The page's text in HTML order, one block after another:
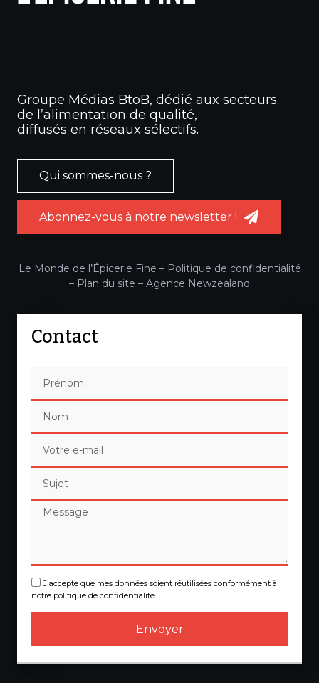
Groupe Médias BtoB, dédié aux secteurs
de l’alimentation de qualité,
diffusés en réseaux sélectifs.
Qui sommes-nous ?
Abonnez-vous à notre newsletter !
Le Monde de l’Épicerie Fine – Politique de confidentialité
– Plan du site – Agence Newzealand
Contact
J'accepte que mes données soient réutilisées conformément à
notre politique de confidentialité.
Envoyer